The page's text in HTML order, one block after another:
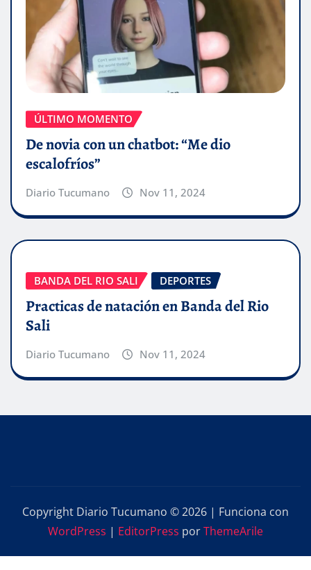
ÚLTIMO MOMENTO
De novia con un chatbot: “Me dio
escalofríos”
Diario Tucumano Nov 11, 2024
BANDA DEL RIO SALI DEPORTES
Practicas de natación en Banda del Rio
Sali
Diario Tucumano Nov 11, 2024
Copyright Diario Tucumano © 2026 | Funciona con
WordPress | EditorPress porThemeArile